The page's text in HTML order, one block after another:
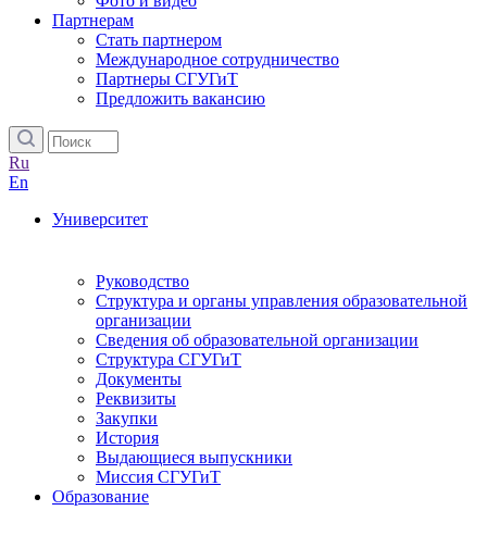
Партнерам
Стать партнером
Международное сотрудничество
Партнеры СГУГиТ
Предложить вакансию
Ru
En
Университет
Руководство
Структура и органы управления образовательной
организации
Сведения об образовательной организации
Структура СГУГиТ
Документы
Реквизиты
Закупки
История
Выдающиеся выпускники
Миссия СГУГиТ
Образование